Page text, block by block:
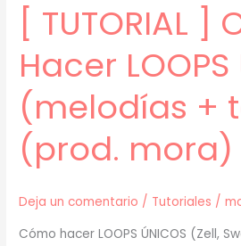
[ TUTORIAL ]
Hacer LOOPS
(melodías +
(prod. mora)
Deja un comentario / Tutoriales /
Cómo hacer LOOPS ÚNICOS (Zell,